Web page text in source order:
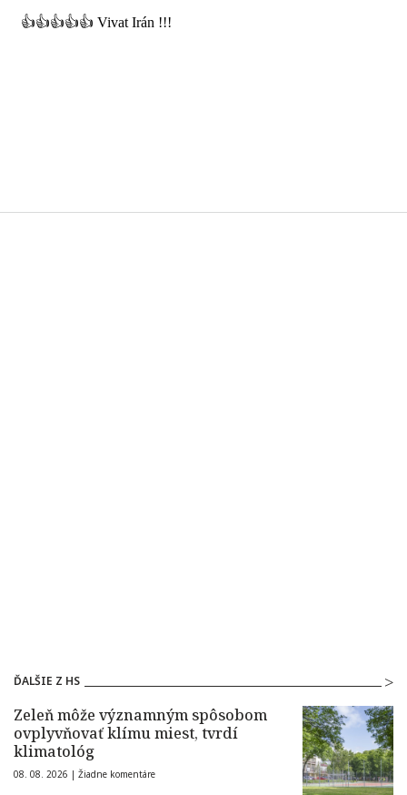
ĎALŠIE Z HS
Zeleň môže významným spôsobom
ovplyvňovať klímu miest, tvrdí
klimatológ
08. 08. 2026 | Žiadne komentáre